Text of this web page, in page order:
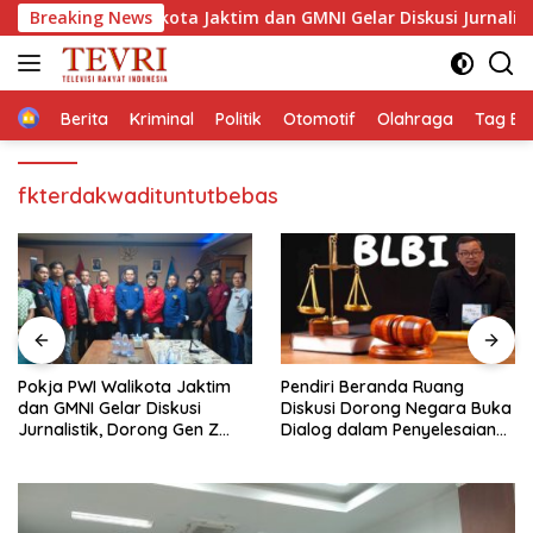
Langsung
ke
konten
Breaking News
PWI Walikota Jaktim dan GMNI Gelar Diskusi Jurnalistik,
HomeBerita Kriminal Politik Otomotif Olahraga Tag
fkterdakwadituntutbebas
Pendiri Beranda Ruang
Diskusi Dorong Negara Buka
Dialog dalam Penyelesaian
Membaca Pancasilanomics
melalui warisan Sumitro dan
urgensi UU Perekonomian